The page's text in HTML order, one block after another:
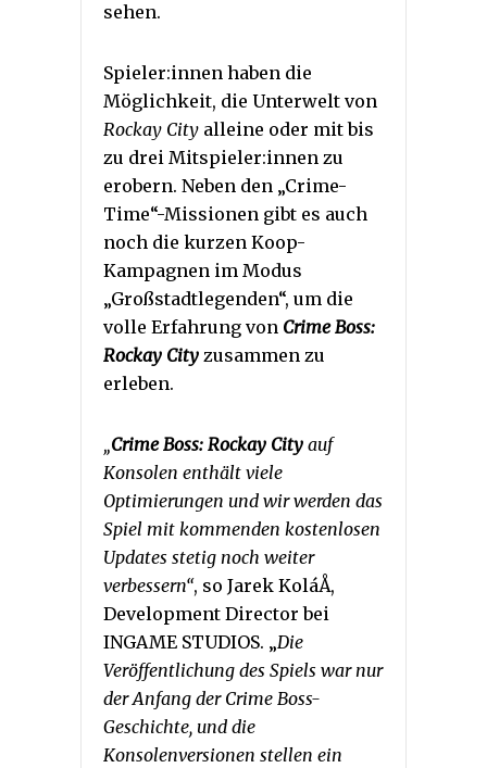
sehen.
Spieler:innen haben die
Möglichkeit, die Unterwelt von
Rockay City alleine oder mit bis
zu drei Mitspieler:innen zu
erobern. Neben den „Crime-
Time“-Missionen gibt es auch
noch die kurzen Koop-
Kampagnen im Modus
„Großstadtlegenden“, um die
volle Erfahrung von Crime Boss:
Rockay City zusammen zu
erleben.
„Crime Boss: Rockay City auf
Konsolen enthält viele
Optimierungen und wir werden das
Spiel mit kommenden kostenlosen
Updates stetig noch weiter
verbessern“, so Jarek KoláÅ,
Development Director bei
INGAME STUDIOS. „Die
Veröffentlichung des Spiels war nur
der Anfang der Crime Boss-
Geschichte, und die
Konsolenversionen stellen ein